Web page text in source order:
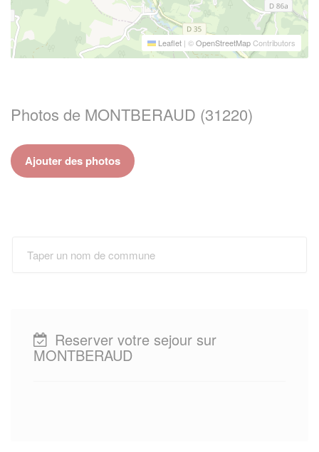
Leaflet | ©OpenStreetMapContributors
Photos de MONTBERAUD (31220)
Ajouter des photos
Reserver votre sejour sur
MONTBERAUD